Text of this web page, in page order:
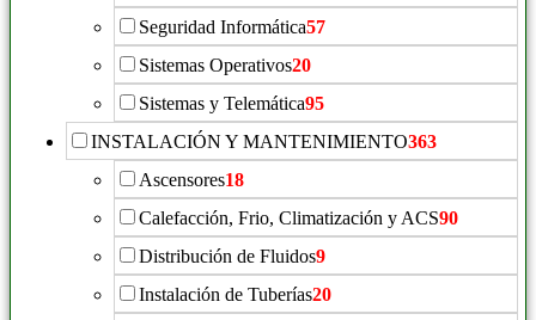
Seguridad Informática57
Sistemas Operativos20
Sistemas y Telemática95
INSTALACIÓN Y MANTENIMIENTO363
Ascensores18
Calefacción, Frio, Climatización y ACS90
Distribución de Fluidos9
Instalación de Tuberías20